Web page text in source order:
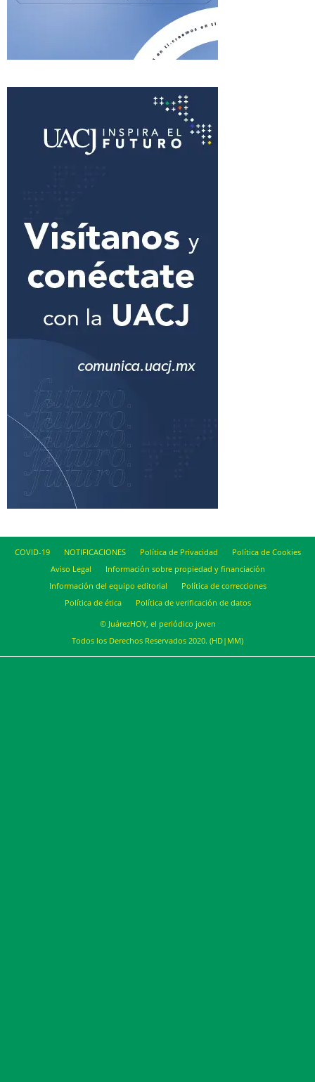
COVID-19 NOTIFICACIONES Política de Privacidad
Política de Cookies
Aviso Legal
Información sobre propiedad y financiación
Información del equipo editorial
Política de correcciones
Política de ética
Política de verificación de datos
© JuárezHOY, el periódico joven
Todos los Derechos Reservados 2020. (HD|MM)